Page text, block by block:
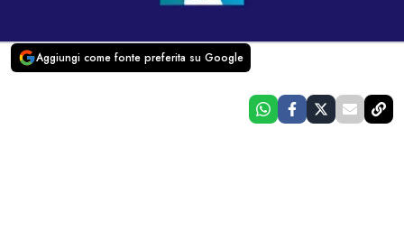
Aggiungi come fonte preferita su Google